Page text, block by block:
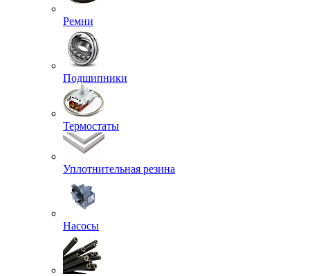
Ремни
Подшипники
Термостаты
Уплотнительная резина
Насосы